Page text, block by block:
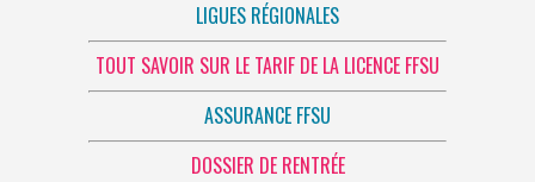
LIGUES RÉGIONALES
TOUT SAVOIR SUR LE TARIF DE LA LICENCE FFSU
ASSURANCE FFSU
DOSSIER DE RENTRÉE